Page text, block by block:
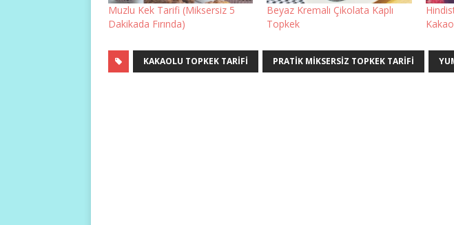
Muzlu Kek Tarifi (Miksersiz 5
Dakikada Fırında)
Beyaz Kremalı Çikolata Kaplı
Topkek
KAKAOLU TOPKEK TARIFI PRATIK MIKSERSIZ TOPKEK TARIFI